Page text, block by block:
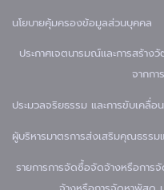
นโยบายคุ้มครองข้อมูลส่วนบุคคล
ประกาศเจตนารมณ์และการสร้า
จากก
ประมวลจริยธรรม และการขับเคลื่อ
ผู้บริหารมาตรการส่งเสริมคุณธรรม
รายการการจัดซื้อจัดจ้างหรือการ